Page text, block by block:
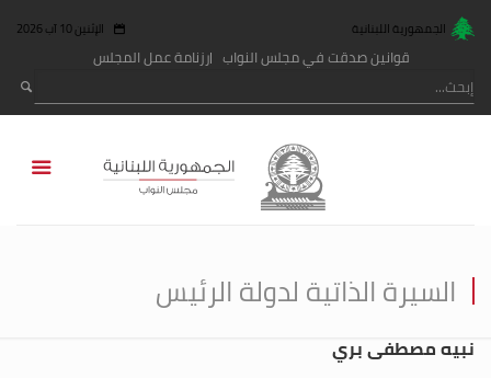
الجمهورية اللبنانية الإثنين 10 آب 2026
قوانين صدقت في مجلس النواب رزنامة عمل المجلس
السيرة الذاتية لدولة الرئيس
نبيه مصطفى بري